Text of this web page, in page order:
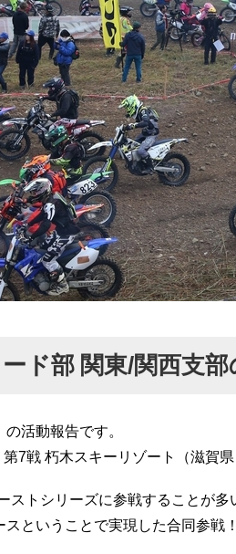
ド部 関東/関西支部
活動報告です。
7戦 朽木スキーリゾート（滋賀
ストシリーズに参戦することが
ということで実現した合同参戦！